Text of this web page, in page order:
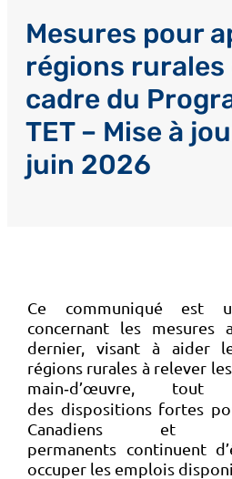
Mesures pour
régions rurales
cadre du
TET – Mise à
juin 2026
Ce communiqué est
concernant les mesures
dernier, visant à aider
régions rurales à relever
main‑d’œuvre,
des dispositions fortes
Canadiens et
permanents continuent
occuper les emplois